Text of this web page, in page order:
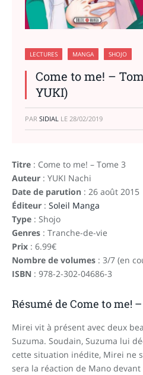
LECTURES MANGA SHOJO
Come to me! –
YUKI)
PAR SIDIAL LE 28/02/2019
Titre : Come to me! – Tome 3
Auteur : YUKI Nachi
Date de parution : 26 août 2015
Éditeur : Soleil Manga
Type : Shojo
Genres : Tranche-de-vie
Prix : 6.99€
Nombre de volumes : 3/7 (en
ISBN : 978-2-302-04686-3
Résumé de Come to me! –
Mirei vit à présent avec deux
Suzuma. Soudain, Suzuma lui
cette situation inédite, Mirei ne
sera la réaction de Mano